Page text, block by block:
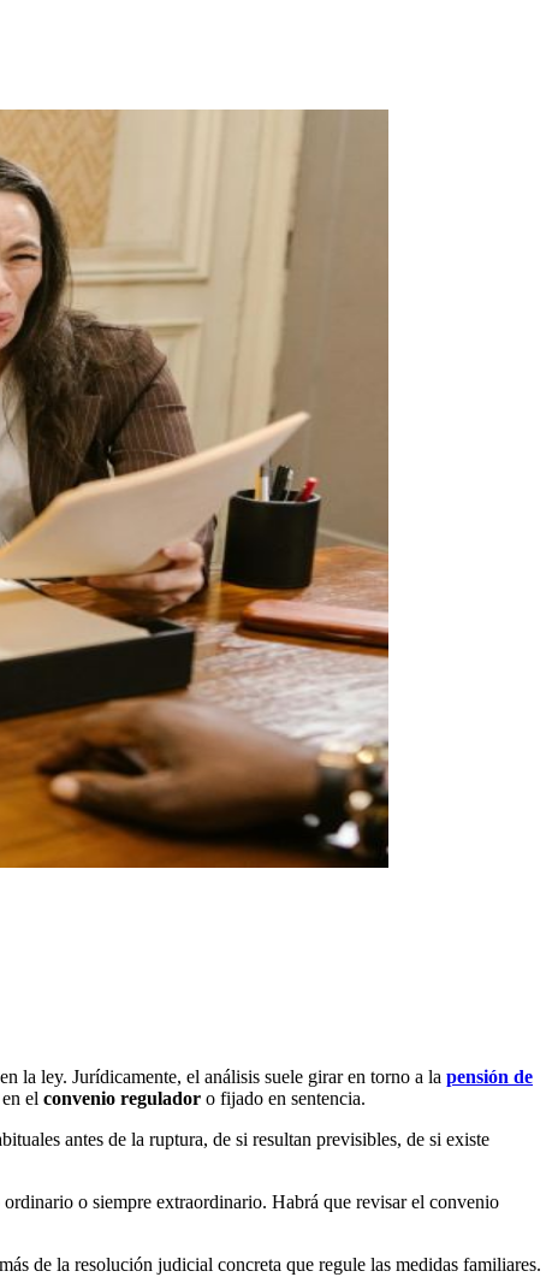
la ley. Jurídicamente, el análisis suele girar en torno a la pensión de
el convenio regulador o fijado en sentencia.
antes de la ruptura, de si resultan previsibles, de si existe
o siempre extraordinario. Habrá que revisar el convenio
de la resolución judicial concreta que regule las medidas familiares.